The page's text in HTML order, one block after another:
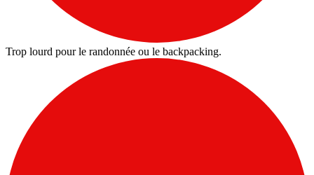
Trop lourd pour le randonnée ou le backpacking.